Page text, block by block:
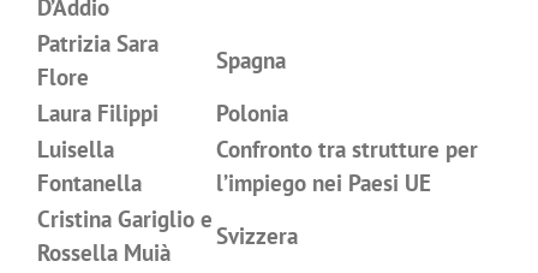
D’Addio
Patrizia Sara
Flore
Spagna
Laura Filippi
Polonia
Luisella
Fontanella
Confronto tra strutture per
l’impiego nei Paesi UE
Cristina Gariglio e
Rossella Muià
Svizzera